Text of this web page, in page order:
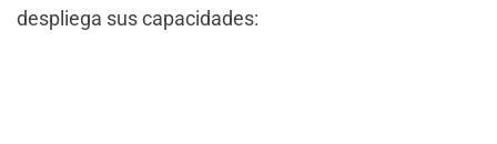
despliega sus capacidades: